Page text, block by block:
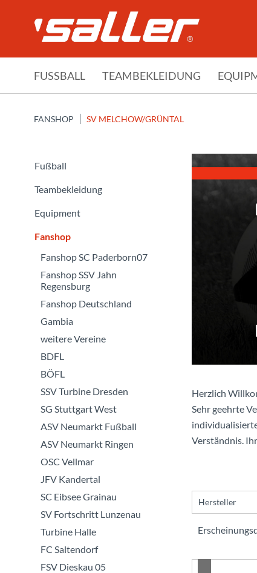
FUSSBALL TEAMBEKLEIDUNG
FANSHOP SV MELCHOW/GRÜNTAL
Fußball
Teambekleidung
Equipment
Fanshop
Fanshop SC Paderborn07
Fanshop SSV Jahn
Regensburg
Fanshop Deutschland
Gambia
weitere Vereine
BDFL
BÖFL
SSV Turbine Dresden
SG Stuttgart West
ASV Neumarkt Fußball
ASV Neumarkt Ringen
OSC Vellmar
JFV Kandertal
SC Eibsee Grainau
SV Fortschritt Lunzenau
Turbine Halle
FC Saltendorf
FSV Dieskau 05
Herzlich
Sehr geehrte
Verständnis.
Hersteller
Saller